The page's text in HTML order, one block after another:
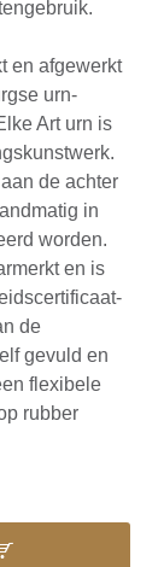
en afgewerkt
urn-
Art urn is
de achter
in
worden.
en is
de
gevuld en
flexibele
rubber